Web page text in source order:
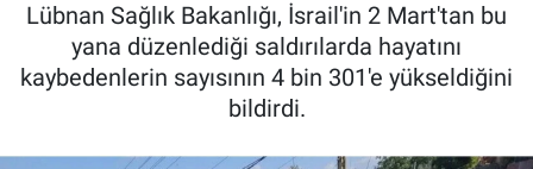
Lübnan Sağlık Bakanlığı, İsrail'in 2 Mart'tan bu
yana düzenlediği saldırılarda hayatını
kaybedenlerin sayısının 4 bin 301'e yükseldiğini
bildirdi.